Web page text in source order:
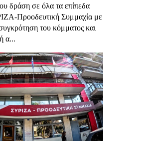
δράση σε όλα τα επίπεδα
Προοδευτική Συμμαχία με
του κόμματος και
α...